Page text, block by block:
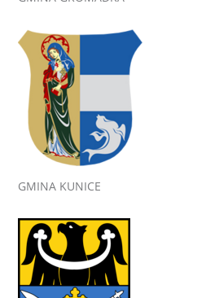
GMINA KUNICE